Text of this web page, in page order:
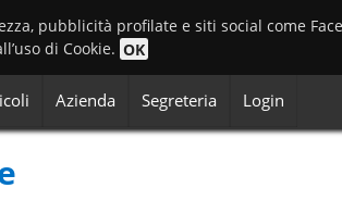
pubblicità profilate e siti social come
di Cookie. OK
Azienda Segreteria Login